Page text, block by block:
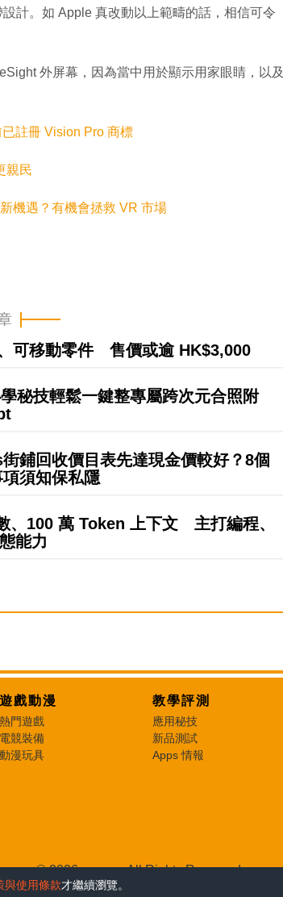
與使用條款才繼續瀏覽。
計。如 Apple 真改動以上範疇的話，相信可令
外屏幕，因為當中用於顯示用家眼睛，以及
註冊 Vision Pro 商標
親民
機遇？有機會拯救 VR 市場
可移動零件 售價或逾 HK$3,000
秘技輕鬆一鍵整專屬跨次元合照附
鋪回收價目表先達現金價較好？8個
須知保私隱
100 萬 Token 上下文 主打編程、
能力
遊戲動漫
熱門遊戲
電競裝備
動漫玩具
教學評測
應用秘技
新品測試
Apps 情報
© 2026 e-zone. All Rights Reserved.